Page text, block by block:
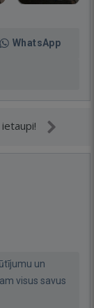
WhatsApp
un
visus savus